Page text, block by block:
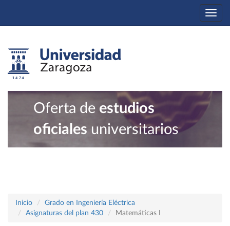
Oferta de estudios
oficiales universitarios
Inicio
Grado en Ingeniería Eléctrica
Asignaturas del plan 430
Matemáticas I